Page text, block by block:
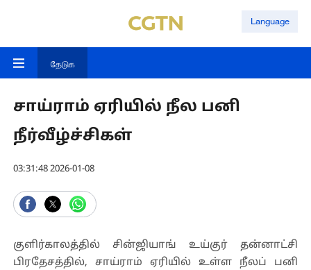
Language
தேடுக
சாய்ராம் ஏரியில் நீல பனி
நீர்வீழ்ச்சிகள்
03:31:48 2026-01-08
குளிர்காலத்தில் சின்ஜியாங் உய்குர் தன்னாட்சி
பிரதேசத்தில், சாய்ராம் ஏரியில் உள்ள நீலப் பனி